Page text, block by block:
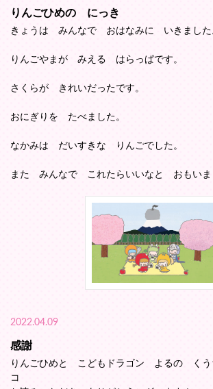
りんごひめの にっき
きょうは みんなで おはなみに いきました
りんごやまが みえる はらっぱです。
さくらが きれいだったです。
おにぎりを たべました。
なかみは だいすきな りんごでした。
また みんなで これたらいいなと おもいま
2022.04.09
感謝
りんごひめと こどもドラゴン よるの く
コ